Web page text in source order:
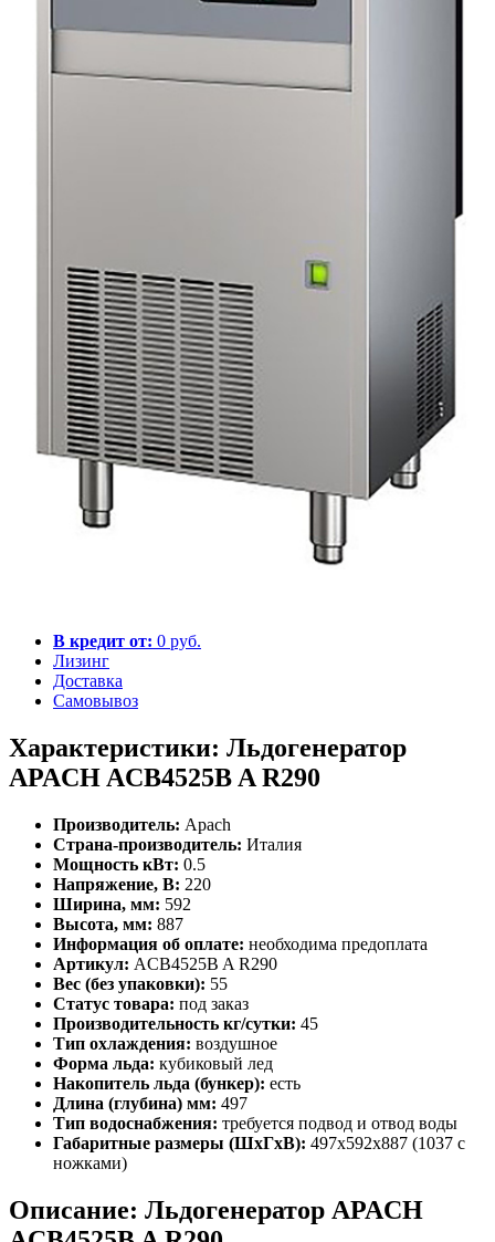
В кредит от: 0 руб.
Лизинг
Доставка
Самовывоз
Характеристики: Льдогенератор
APACH ACB4525B A R290
Производитель: Apach
Страна-производитель: Италия
Мощность кВт: 0.5
Напряжение, В: 220
Ширина, мм: 592
Высота, мм: 887
Информация об оплате: необходима предоплата
Артикул: ACB4525B A R290
Вес (без упаковки): 55
Статус товара: под заказ
Производительность кг/сутки: 45
Тип охлаждения: воздушное
Форма льда: кубиковый лед
Накопитель льда (бункер): есть
Длина (глубина) мм: 497
Тип водоснабжения: требуется подвод и отвод воды
Габаритные размеры (ШхГхВ): 497x592x887 (1037 с
ножками)
Описание: Льдогенератор APACH